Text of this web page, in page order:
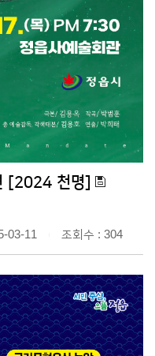
[2024 천명]
03-11 조회수 : 304